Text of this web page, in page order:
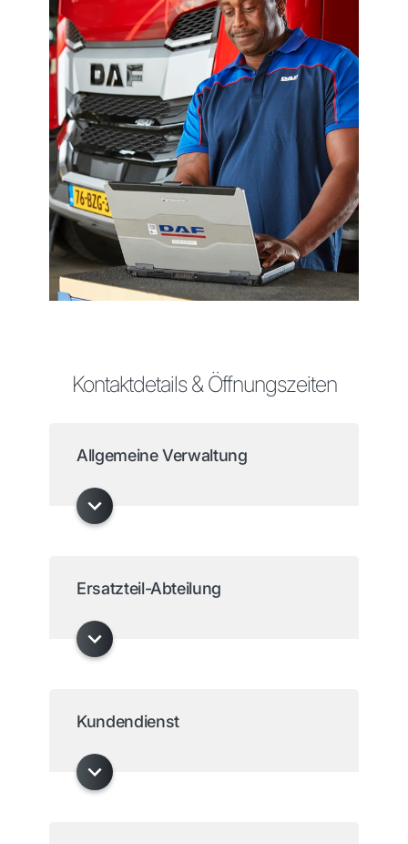
Kontaktdetails & Öffnungszeiten
Allgemeine Verwaltung
Ersatzteil-Abteilung
Kundendienst